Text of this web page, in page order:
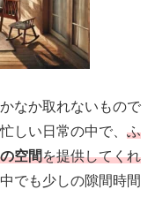
なか取れないもので
しい日常の中で、 ふ
空間を提供してくれ
でも少しの隙間時間